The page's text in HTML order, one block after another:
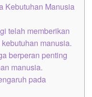
Kebutuhan Manusia
telah memberikan
manusia.
berperan penting
manusia.
pada